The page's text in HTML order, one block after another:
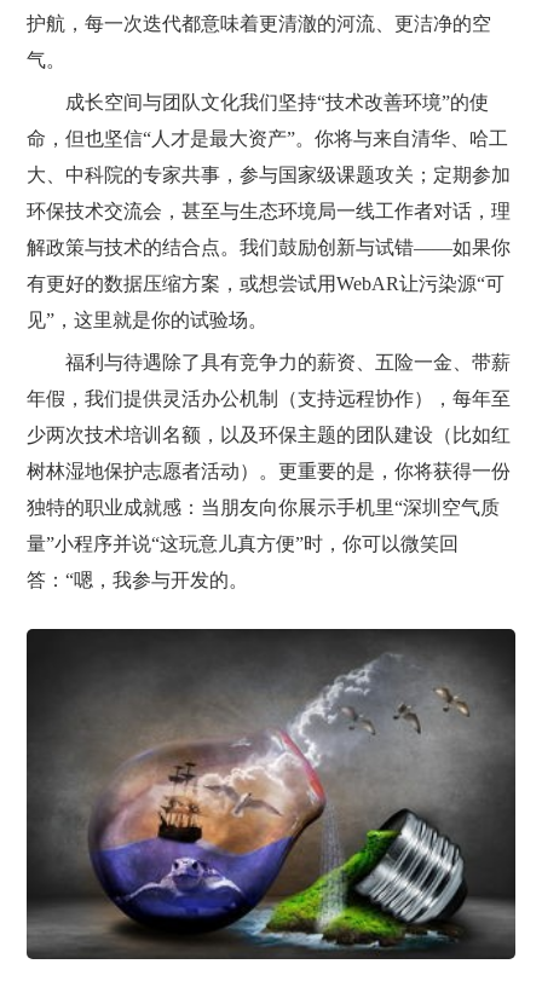
护航，每一次迭代都意味着更清澈的河流、更洁净的空
气。
成长空间与团队文化我们坚持“技术改善环境”的使
命，但也坚信“人才是最大资产”。你将与来自清华、哈工
大、中科院的专家共事，参与国家级课题攻关；定期参加
环保技术交流会，甚至与生态环境局一线工作者对话，理
解政策与技术的结合点。我们鼓励创新与试错——如果你
有更好的数据压缩方案，或想尝试用WebAR让污染源“可
见”，这里就是你的试验场。
福利与待遇除了具有竞争力的薪资、五险一金、带薪
年假，我们提供灵活办公机制（支持远程协作），每年至
少两次技术培训名额，以及环保主题的团队建设（比如红
树林湿地保护志愿者活动）。更重要的是，你将获得一份
独特的职业成就感：当朋友向你展示手机里“深圳空气质
量”小程序并说“这玩意儿真方便”时，你可以微笑回
答：“嗯，我参与开发的。